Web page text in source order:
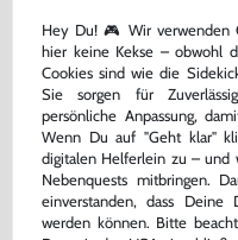
Space Invaders #Picturelabel
Modul, gebraucht
-57% bisher 53,99 €
jetzt nur22,99 €
Hey Du! 🎮 Wir verwenden
hier keine Kekse – obwohl
Cookies sind wie die
Sie sorgen für
persönliche Anpassung,
Wenn Du auf "Geht klar"
digitalen Helferlein zu – und
Nebenquests mitbringen.
einverstanden, dass
werden können. Bitte